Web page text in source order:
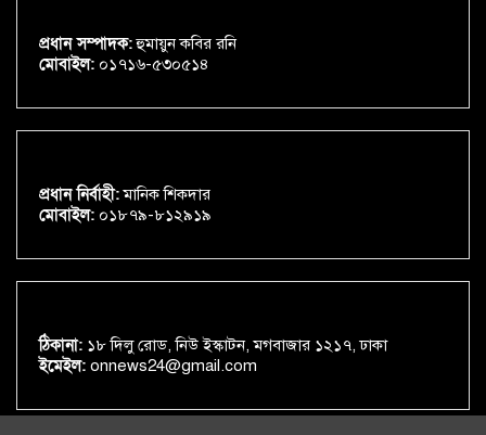
প্রধান সম্পাদক:হুমায়ুন কবির রনি
মোবাইল: ০১৭১৬-৫৩০৫১৪
প্রধান নির্বাহী:মানিক শিকদার
মোবাইল: ০১৮৭৯-৮১২৯১৯
ঠিকানা: ১৮ দিলু রোড, নিউ ইস্কাটন, মগবাজার ১২১৭, ঢাকা
ইমেইল: onnews24@gmail.com